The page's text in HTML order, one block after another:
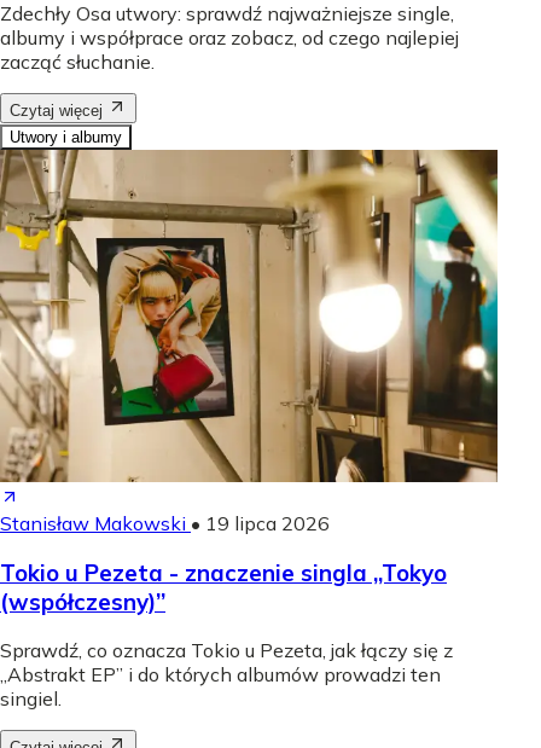
Zdechły Osa utwory: sprawdź najważniejsze single,
albumy i współprace oraz zobacz, od czego najlepiej
zacząć słuchanie.
Czytaj więcej
Utwory i albumy
Stanisław Makowski • 19 lipca 2026
Tokio u Pezeta - znaczenie singla „Tokyo
(współczesny)”
Sprawdź, co oznacza Tokio u Pezeta, jak łączy się z
„Abstrakt EP” i do których albumów prowadzi ten
singiel.